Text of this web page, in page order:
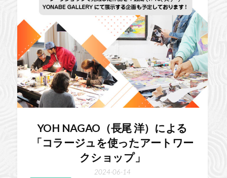
YOH NAGAO（長尾 洋）による
「コラージュを使ったアートワー
クショップ」
2024-06-14